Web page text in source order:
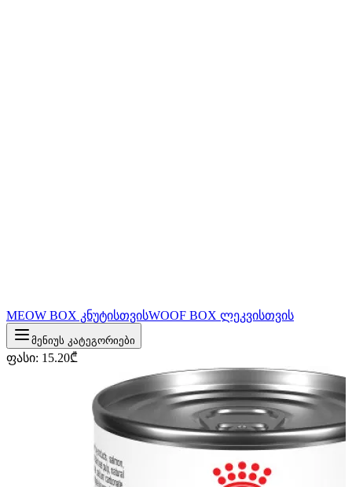
MEOW BOX კნუტისთვისWOOF BOX ლეკვისთვის
მენიუს კატეგორიები
ფასი: 15.20₾